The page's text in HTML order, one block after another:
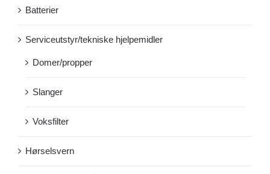
Batterier
Serviceutstyr/tekniske hjelpemidler
Domer/propper
Slanger
Voksfilter
Hørselsvern